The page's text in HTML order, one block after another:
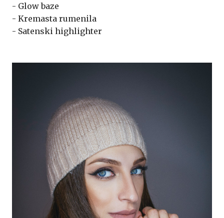
- Glow baze
- Kremasta rumenila
- Satenski highlighter